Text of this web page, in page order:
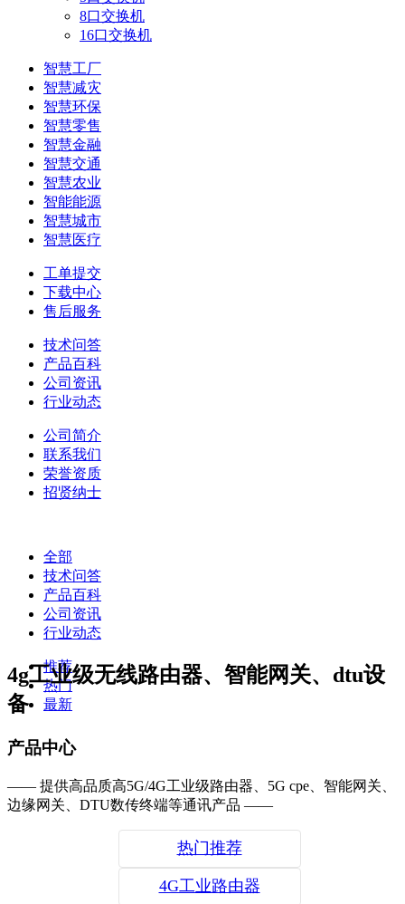
8口交换机
16口交换机
智慧工厂
智慧减灾
智慧环保
智慧零售
智慧金融
智慧交通
智慧农业
智能能源
智慧城市
智慧医疗
工单提交
下载中心
售后服务
技术问答
产品百科
公司资讯
行业动态
公司简介
联系我们
荣誉资质
招贤纳士
全部
技术问答
产品百科
公司资讯
行业动态
推荐
热门
最新
4g工业级无线路由器、智能网关、dtu设
备
产品中心
—— 提供高品质高5G/4G工业级路由器、5G cpe、智能网关、
边缘网关、DTU数传终端等通讯产品 ——
热门推荐
4G工业路由器